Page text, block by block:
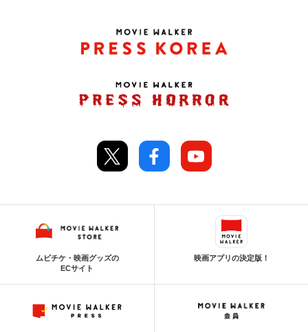
ムビチケ・映画グッズの
ECサイト
映画アプリの決定版！